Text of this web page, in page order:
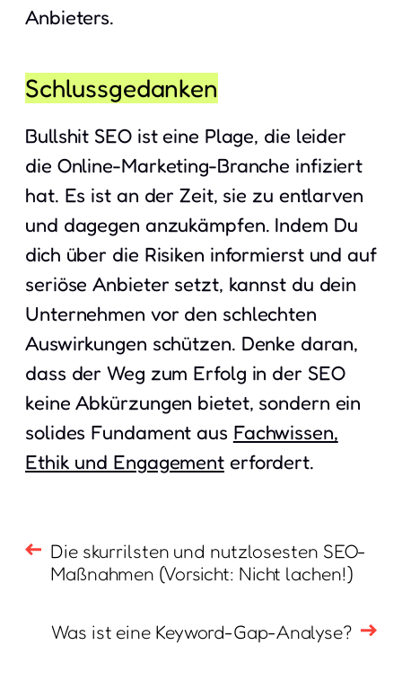
Anbieters.
Schlussgedanken
Bullshit SEO ist eine Plage, die leider
die Online-Marketing-Branche infiziert
hat. Es ist an der Zeit, sie zu entlarven
und dagegen anzukämpfen. Indem Du
dich über die Risiken informierst und auf
seriöse Anbieter setzt, kannst du dein
Unternehmen vor den schlechten
Auswirkungen schützen. Denke daran,
dass der Weg zum Erfolg in der SEO
keine Abkürzungen bietet, sondern ein
solides Fundament aus Fachwissen,
Ethik und Engagement erfordert.
Die skurrilsten und nutzlosesten SEO-
Maßnahmen (Vorsicht: Nicht lachen!)
Was ist eine Keyword-Gap-Analyse?